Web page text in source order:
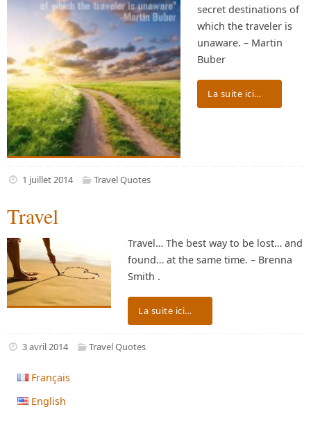
secret destinations of
which the traveler is
unaware. – Martin
Buber
La suite ici…
1 juillet 2014 Travel Quotes
Travel
Travel… The best way to be lost… and
found… at the same time. – Brenna
Smith .
La suite ici…
3 avril 2014 Travel Quotes
Français
English